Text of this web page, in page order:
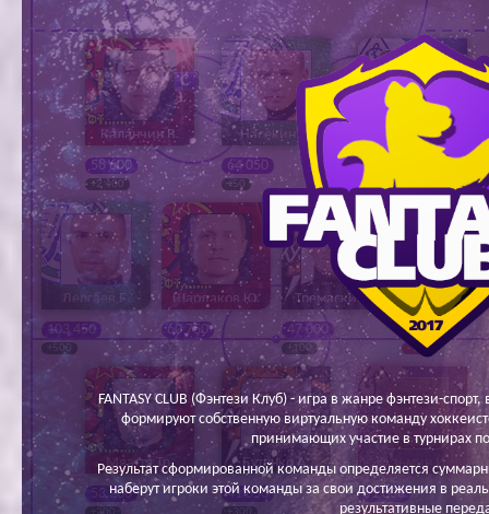
FANTASY CLUB (Фэнтези Клуб) - игра в жанре фэнтези-
формируют собственную виртуальную команду
принимающих участие в турнирах
Результат сформированной команды определяется
наберут игроки этой команды за свои достижения в
результативные
Мяаття То.
53 200
Бутенко А.
41 650
Кузьмин И.
51 800
Дергаев Е.
103 450
+500
Шардаков Ю.
60 750
0
Тремаскин Р.
47 000
+100
Ширшов
52 050
- 300
Каланчин В.
58 600
+2 400
Насекин И.
64 050
+50
Ахманаев Е.
68 300
+1 200